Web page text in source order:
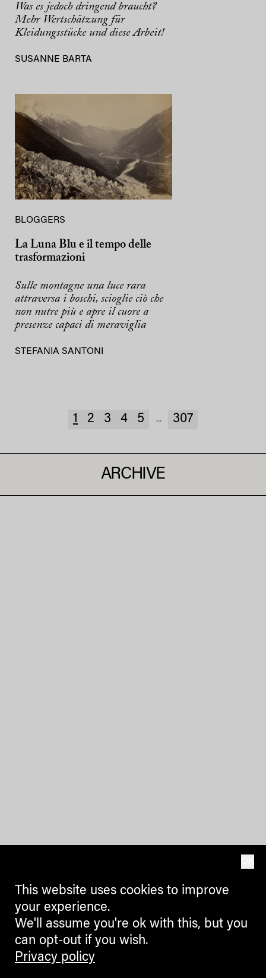
Was es jedoch dringend braucht?
Mehr Wertschätzung für
Kleidungsstücke und diese Arbeit!
SUSANNE BARTA
BLOGGERS
La Luna Blu e il tempo delle
trasformazioni
Sulle montagne una luce rara
attraversa i boschi, scioglie ciò che
non nutre più e apre il cuore a
presenze capaci di meraviglia
STEFANIA SANTONI
1 2 3 4 5 ... 307
ARCHIVE
This website uses cookies to improve
your experience.
We'll assume you're ok with this, but you
can opt-out if you wish.
Privacy policy